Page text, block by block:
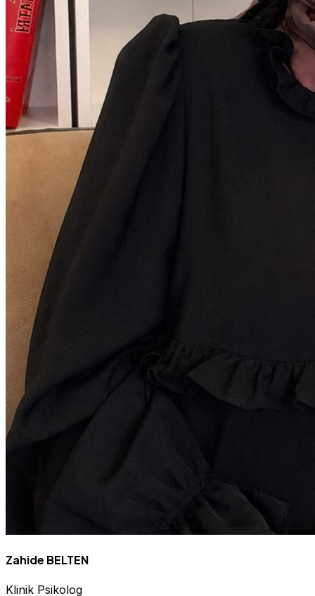
Zahide BELTEN
Klinik Psikolog